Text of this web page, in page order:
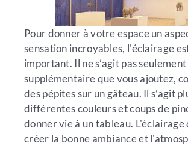
Pour donner à votre espace un
sensation incroyables, l'éclairage
important. Il ne s’agit pas seulement
supplémentaire que vous ajoutez,
des pépites sur un gâteau. Il s’agit
différentes couleurs et coups de
donner vie à un tableau. L'éclairage
créer la bonne ambiance et